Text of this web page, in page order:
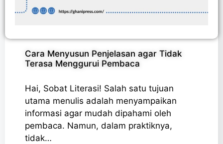
Cara Menyusun Penjelasan agar Tidak
Terasa Menggurui Pembaca
Hai, Sobat Literasi! Salah satu tujuan
utama menulis adalah menyampaikan
informasi agar mudah dipahami oleh
pembaca. Namun, dalam praktiknya,
tidak…